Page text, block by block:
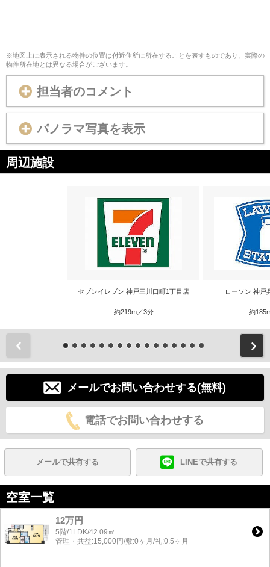
※地図上に表示される物件の位置は付近住所に所在することを表すものであり、実際の
物件所在地とは異なる場合がございます。
担当者のコメント
パノラマ写真を表示
周辺施設
セブンイレブン 神戸三川口町1丁目店
約219m／3分
ローソン 神戸
約
メールでお問い合わせする(無料)
電話でお問い合わせする
メールで共有する LINEで共有する
空室一覧
12万円
5階/1LDK/42.09㎡
管理・共益:15,000円/敷:0ヶ月/礼:0.5ヶ月